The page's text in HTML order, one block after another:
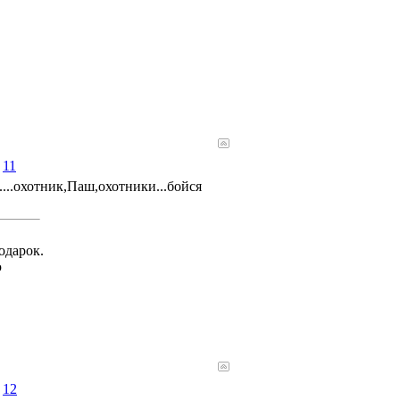
11
12